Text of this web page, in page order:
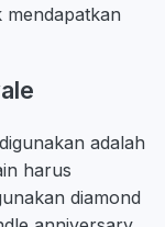
mendapatkan
adalah
harus
diamond